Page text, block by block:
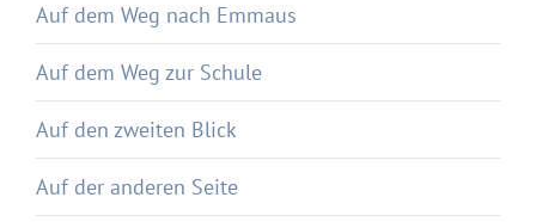
Auf dem Weg nach Emmaus
Auf dem Weg zur Schule
Auf den zweiten Blick
Auf der anderen Seite